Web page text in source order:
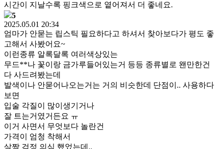
시간이 지날수록 핑크색으로 옅어져서 더 좋네요.
5
2025.05.01 20:34
엄마가 안묻는 립스틱 필요하다고 하셔서 찾아보다가 평도 좋
고해서 사봤어요~
이런종류 알록달록 여러색상있는
무드**나 꽃이랑 금가루들어있는거 등등 종류별로 왠만한건
다 사드려봤는데
발색이나 안묻어나오는거는 거의 비슷한데 단점이.. 사용하다
보면
입술 각질이 많이생기거나
잘 트는거였거든요 ㅠ
이거 사면서 무엇보다 놀란건
가격이 엄청 착해서
살짝 걱정 의심 했었는데..